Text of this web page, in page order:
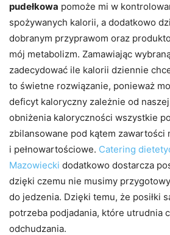
pudełkowa pomoże mi w
spożywanych kalorii, a dodatkowo
dobranym przyprawom oraz
mój metabolizm. Zamawiając
zadecydować ile kalorii dziennie
to świetne rozwiązanie, ponieważ
deficyt kaloryczny zależnie od
obniżenia kaloryczności wszystkie
zbilansowane pod kątem zawartości
i pełnowartościowe. Catering
Mazowiecki dodatkowo dostarcza
dzięki czemu nie musimy
do jedzenia. Dzięki temu, że posiłki
potrzeba podjadania, które utrudnia
odchudzania.